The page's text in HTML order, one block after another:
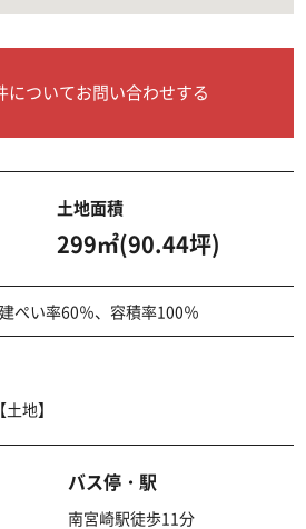
についてお問い合わせする
土地面積
299㎡(90.44坪)
建ぺい率60％、容積率100％
地】
バス停・駅
南宮崎駅徒歩11分